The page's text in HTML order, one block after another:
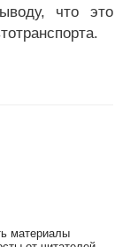
что это
материалы